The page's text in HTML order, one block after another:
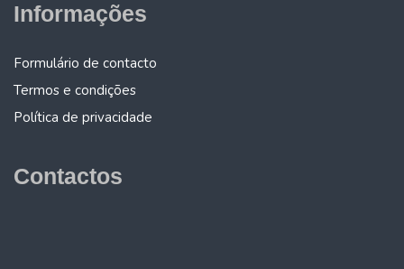
Informações
Formulário de contacto
Termos e condições
Política de privacidade
Contactos